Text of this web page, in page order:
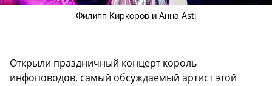
Филипп Киркоров и Анна Asti
Открыли праздничный концерт король
инфоповодов, самый обсуждаемый артист этой